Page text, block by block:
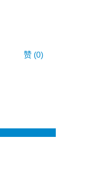
赞 (0)